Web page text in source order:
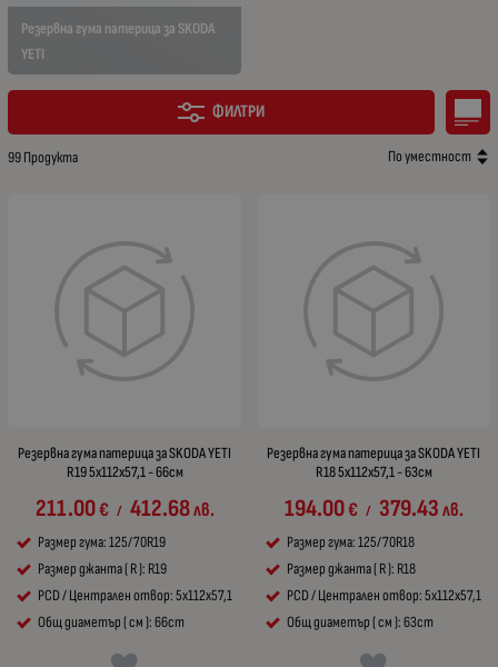
Резервна гума патерица за SKODA
YETI
ФИЛТРИ
99 Продукта По уместност
Резервна гума патерица за SKODA YETI
R19 5x112x57,1 - 66см
211.00€ / 412.68лв.
Размер гума: 125/70R19
Размер джанта ( R ): R19
PCD / Централен отвор: 5x112x57,1
Общ диаметър ( см ): 66cm
Резервна гума патерица за SKODA YETI
R18 5x112x57,1 - 63см
194.00€ / 379.43лв.
Размер гума: 125/70R18
Размер джанта ( R ): R18
PCD / Централен отвор: 5x112x57,1
Общ диаметър ( см ): 63cm